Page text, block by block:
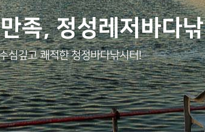
족, 정성레저바다
심깊고 쾌적한 청정바다낚시터!